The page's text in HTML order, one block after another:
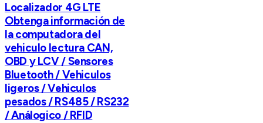
Localizador 4G LTE
Obtenga información de
la computadora del
vehiculo lectura CAN,
OBD y LCV / Sensores
Bluetooth / Vehiculos
ligeros / Vehiculos
pesados / RS485 / RS232
/ Análogico / RFID